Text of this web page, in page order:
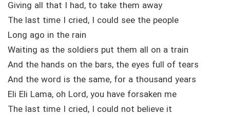
Giving all that I had, to take them away
The last time I cried, I could see the people
Long ago in the rain
Waiting as the soldiers put them all on a train
And the hands on the bars, the eyes full of tears
And the word is the same, for a thousand years
Eli Eli Lama, oh Lord, you have forsaken me
The last time I cried, I could not believe it